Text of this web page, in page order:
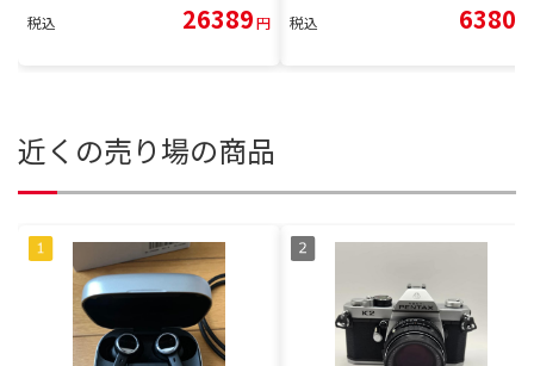
税込 26389円 税込 6380
近くの売り場の商品